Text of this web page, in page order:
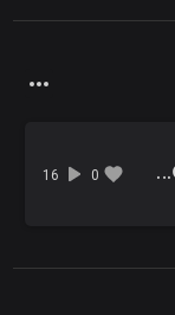
04 - ချစ်သူတိုင်းလည်း ငြားကြပါစေ.mp3
16